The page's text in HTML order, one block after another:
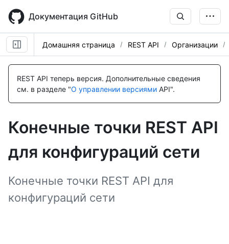
main
content
Документация GitHub
Домашняя страница REST API Организации
REST API теперь версия. Дополнительные сведения
см. в разделе "О управлении версиями API".
Конечные точки REST API
для конфигураций сети
Конечные точки REST API для
конфигураций сети
Имя., Тип,
Description
Имя., Тип,
Description
Имя., Тип,
Description
Имя., Тип,
Description
Имя., Тип,
Description
Имя., Тип,
Description
Имя., Тип,
Description
Имя., Тип,
Description
Имя., Тип,
Description
Имя., Тип,
Description
Имя., Тип,
Description
Имя., Тип,
Description
Имя., Тип,
Description
Имя., Тип,
Description
Имя., Тип,
Description